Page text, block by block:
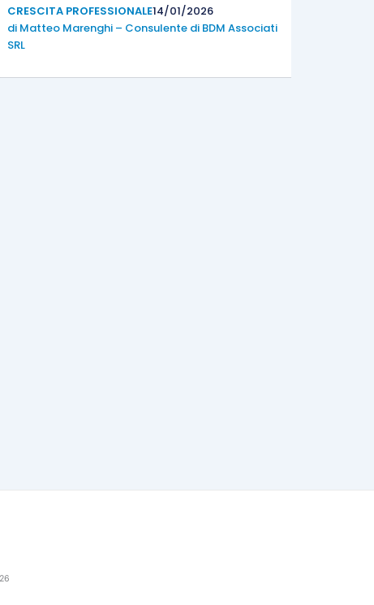
CRESCITA PROFESSIONALE14/01/2026
di Matteo Marenghi – Consulente di BDM Associati
SRL